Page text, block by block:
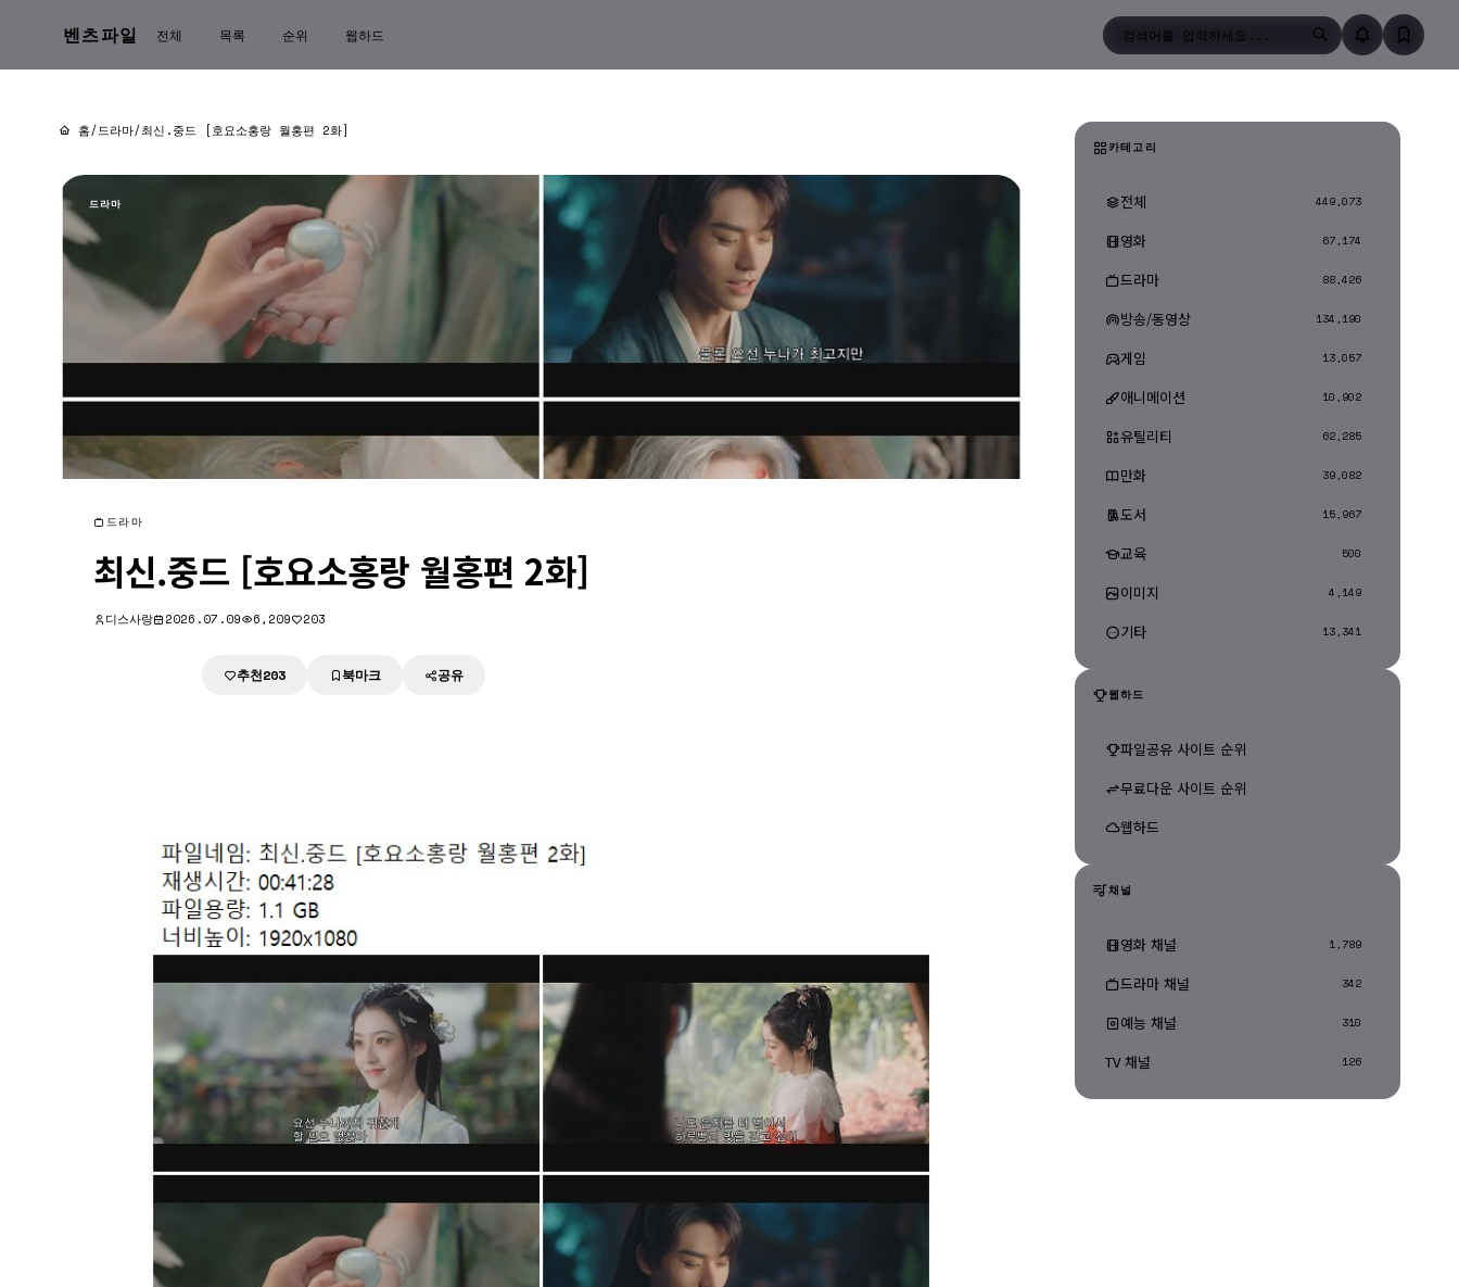
벤츠파일 전체 목록 순위 웹하드 검색
홈/드라마/최신.중드 [호요소홍랑 월홍편 2화]
드라마
드라마
최신.중드 [호요소홍랑 월홍편 2화]
디스사랑 2026.07.09 6,209 203
추천203 북마크 공유
카테고리
전체 449,073
영화 67,174
드라마 88,426
방송/동영상 134,190
게임 13,057
애니메이션 10,902
유틸리티 62,285
만화 39,082
도서 15,967
교육 500
이미지 4,149
기타 13,341
웹하드
파일공유 사이트 순위
무료다운 사이트 순위
웹하드
채널
영화 채널 1,789
드라마 채널 342
예능 채널 310
TV 채널 126